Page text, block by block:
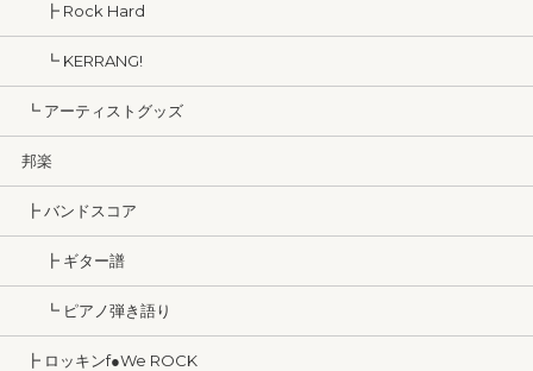
┣ Rock Hard
┗ KERRANG!
┗ アーティストグッズ
邦楽
┣ バンドスコア
┣ ギター譜
┗ ピアノ弾き語り
┣ ロッキンf●We ROCK